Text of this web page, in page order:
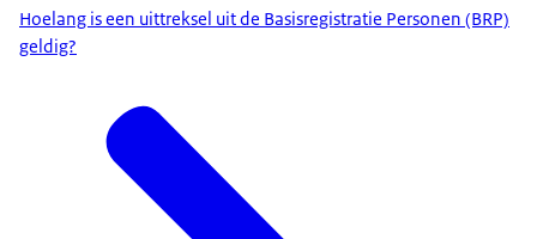
Hoelang is een uittreksel uit de Basisregistratie Personen (BRP)
geldig?